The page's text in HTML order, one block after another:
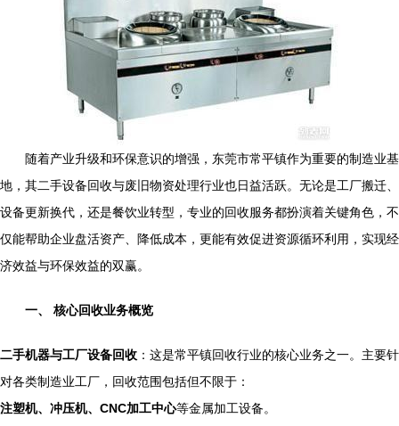
随着产业升级和环保意识的增强，东莞市常平镇作为重要的制造业基
地，其二手设备回收与废旧物资处理行业也日益活跃。无论是工厂搬迁、
设备更新换代，还是餐饮业转型，专业的回收服务都扮演着关键角色，不
仅能帮助企业盘活资产、降低成本，更能有效促进资源循环利用，实现经
济效益与环保效益的双赢。
一、 核心回收业务概览
二手机器与工厂设备回收 ：这是常平镇回收行业的核心业务之一。主要针
对各类制造业工厂，回收范围包括但不限于：
注塑机、冲压机、CNC加工中心等金属加工设备。